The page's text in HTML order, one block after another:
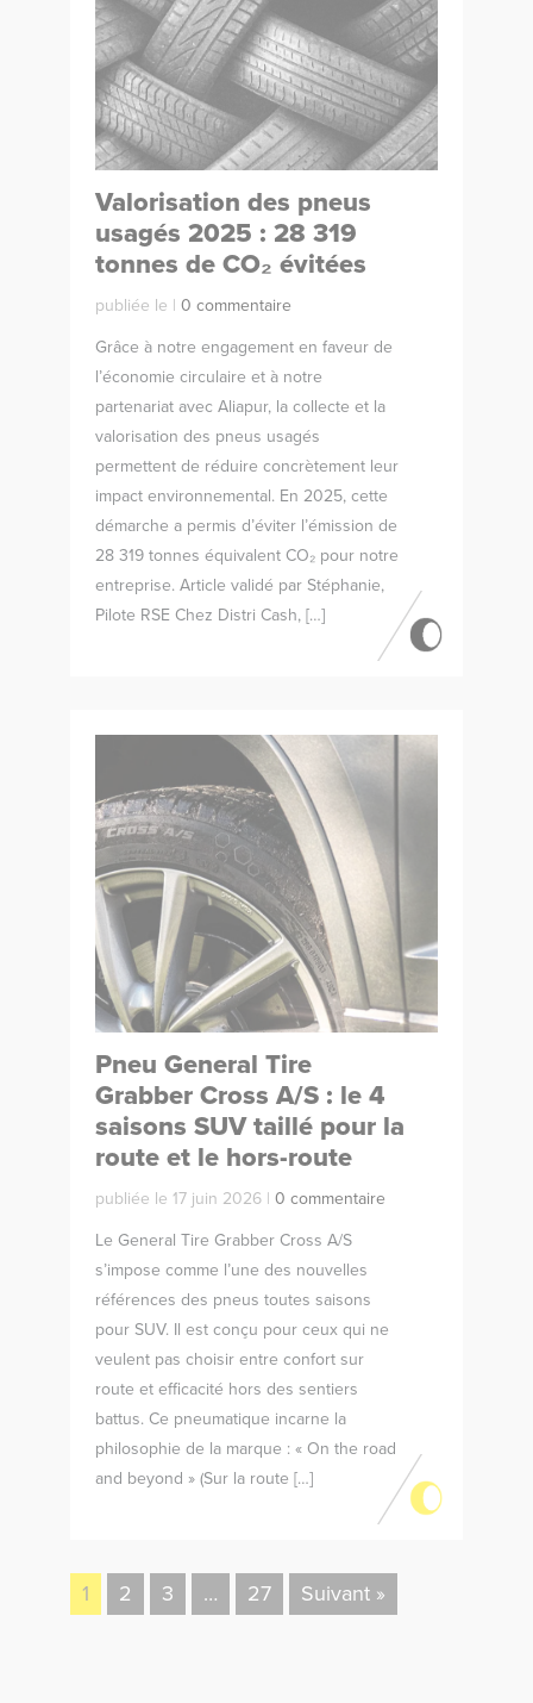
Valorisation des pneus
usagés 2025 : 28 319
tonnes de CO₂ évitées
publiée le | 0 commentaire
Grâce à notre engagement en faveur de
l’économie circulaire et à notre
partenariat avec Aliapur, la collecte et la
valorisation des pneus usagés
permettent de réduire concrètement leur
impact environnemental. En 2025, cette
démarche a permis d’éviter l’émission de
28 319 tonnes équivalent CO₂ pour notre
entreprise. Article validé par Stéphanie,
Pilote RSE Chez Distri Cash, […]
Pneu General Tire
Grabber Cross A/S : le 4
saisons SUV taillé pour la
route et le hors-route
publiée le 17 juin 2026 | 0 commentaire
Le General Tire Grabber Cross A/S
s’impose comme l’une des nouvelles
références des pneus toutes saisons
pour SUV. Il est conçu pour ceux qui ne
veulent pas choisir entre confort sur
route et efficacité hors des sentiers
battus. Ce pneumatique incarne la
philosophie de la marque : « On the road
and beyond » (Sur la route […]
1 2 3 … 27 Suivant »